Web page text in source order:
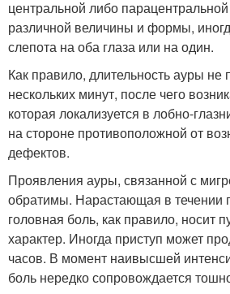
центральной либо
различной величины и формы,
слепота на оба глаза или на один.
Как правило, длительность ауры
нескольких минут, после чего
которая локализуется в лобно-
на стороне противоположной от
дефектов.
Проявления ауры, связанной с
обратимы. Нарастающая в течении
головная боль, как правило, носит
характер. Иногда приступ может
часов. В момент наивысшей
боль нередко сопровождается